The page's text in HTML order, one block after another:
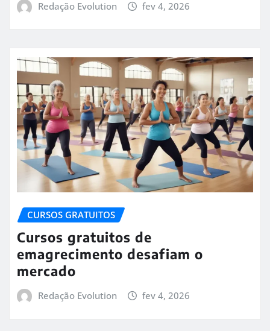
Redação Evolution fev 4, 2026
CURSOS GRATUITOS
Cursos gratuitos de
emagrecimento desafiam o
mercado
Redação Evolution fev 4, 2026